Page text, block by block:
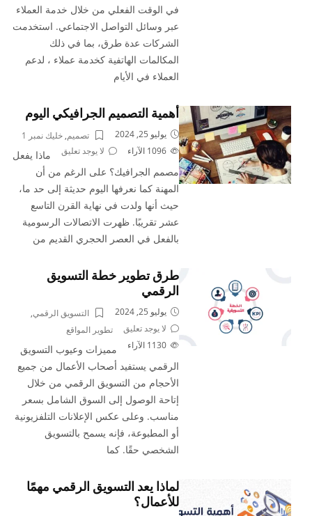
في الوقت الفعلي من خلال خدمة العملاء
عبر وسائل التواصل الاجتماعي. استخدمت
الشركات عدة طرق، بما في ذلك
المكالمات الهاتفية كخدمة عملاء ، لدعم
العملاء في الأيام
أهمية التصميم الجرافيكي اليوم
يوليو 25, 2024 تصميم,خليك نمبر 1
لا يوجد تعليق
1096 الآراء
ماذا يفعل
مصمم الجرافيك؟ على الرغم من أن
المهنة كما نعرفها اليوم حديثة إلى حد ما،
حيث أنها ولدت في نهاية القرن التاسع
عشر تقريبًا. ظهرت الاتصالات الرسومية
بالفعل في العصر الحجري القديم من
طرق تطوير خطة التسويق
الرقمي
يوليو 25, 2024 التسويق الرقمي,
تطوير المواقع
لا يوجد تعليق
1130
الآراء
مميزات وعيوب التسويق
الرقمي يستفيد أصحاب الأعمال من جميع
الأحجام من التسويق الرقمي من خلال
إتاحة الوصول إلى السوق الشامل بسعر
مناسب. وعلى عكس الإعلانات التلفزيونية
أو المطبوعة، فإنه يسمح بالتسويق
الشخصي حقًا. كما
لماذا يعد التسويق الرقمي مهمًا
للأعمال؟